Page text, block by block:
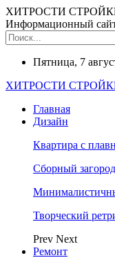
ХИТРОСТИ
Информационный сайт
Пятница, 7
ХИТРОСТИ
Главная
Дизайн
Квартира с
Сборный
Творческий
Prev Next
Ремонт